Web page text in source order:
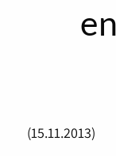
(15.11.2013)